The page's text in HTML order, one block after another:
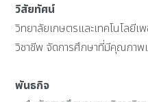
วิสัยทัศน์
วิทยาลัยเกษตรและเทคโนโลยี
วิชาชีพ จัดการศึกษาที่มีคุณภาพ
พันธกิจ